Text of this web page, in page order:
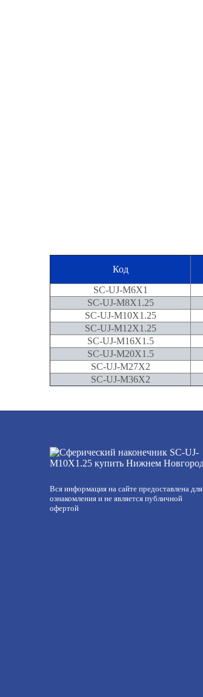
Код
SC-UJ-M6X1
SC-UJ-M8X1.25
SC-UJ-M10X1.25
SC-UJ-M12X1.25
SC-UJ-M16X1.5
SC-UJ-M20X1.5
SC-UJ-M27X2
SC-UJ-M36X2
Вся информация на сайте предоставлена для
ознакомления и не является публичной
офертой